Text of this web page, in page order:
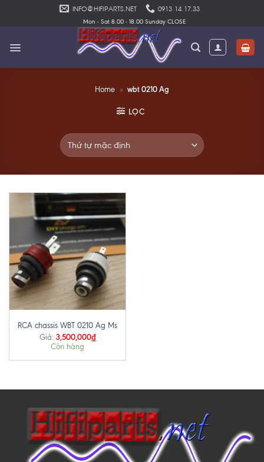
INFO@HIFIPARTS.NET 0913 14.17.33
Mon - Sat 8.00 - 18.00 Sunday CLOSE
Home » wbt 0210 Ag
LỌC
RCA chassis WBT 0210 Ag Ms
Giá: 3,500,000₫
Còn hàng